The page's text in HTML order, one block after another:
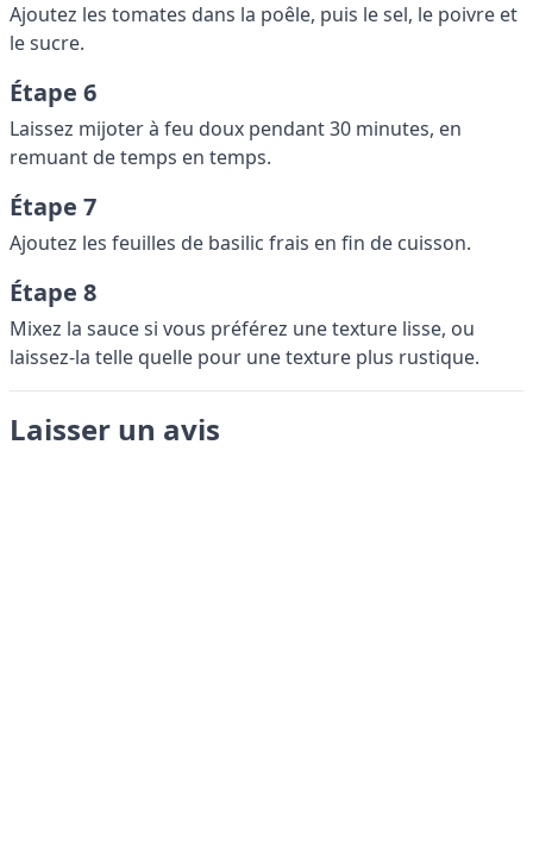
Ajoutez les tomates dans la poêle, puis le sel, le poivre et
le sucre.
Étape 6
Laissez mijoter à feu doux pendant 30 minutes, en
remuant de temps en temps.
Étape 7
Ajoutez les feuilles de basilic frais en fin de cuisson.
Étape 8
Mixez la sauce si vous préférez une texture lisse, ou
laissez-la telle quelle pour une texture plus rustique.
Laisser un avis